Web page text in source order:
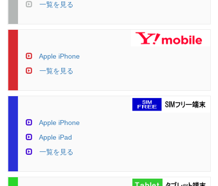
一覧を見る
Apple iPhone
一覧を見る
Apple iPhone
Apple iPad
一覧を見る